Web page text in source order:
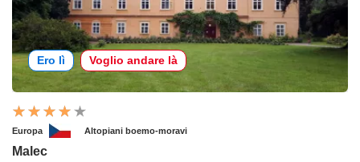
Ero lì Voglio andare là
Europa Altopiani boemo-moravi
Malec